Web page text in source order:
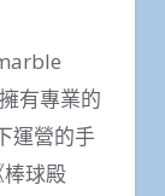
有專業的
運營的手
球殿